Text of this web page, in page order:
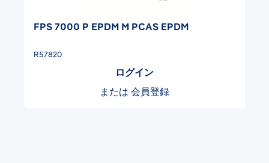
FPS 7000 P EPDM M PCAS EPDM
R57820
ログイン
または 会員登録